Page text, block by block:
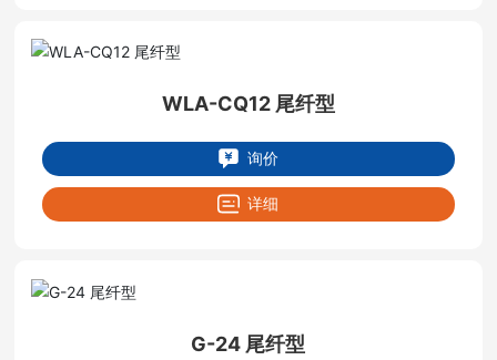
WLA-CQ12 尾纤型
询价
详细
G-24 尾纤型